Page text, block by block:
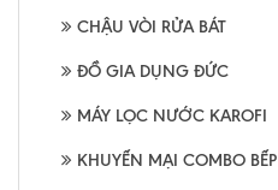
CHẬU VÒI RỬA BÁT
ĐỒ GIA DỤNG ĐỨC
MÁY LỌC NƯỚC KAROFI
KHUYẾN MẠI COMBO BẾP